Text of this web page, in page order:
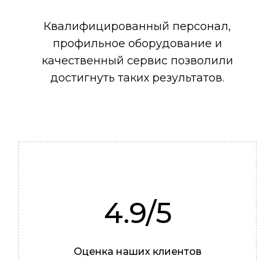
Роман
Квалифицированный персонал,
профильное оборудование и
качественный сервис позволили
достигнуть таких результатов.
4.9/5
Оценка наших клиентов